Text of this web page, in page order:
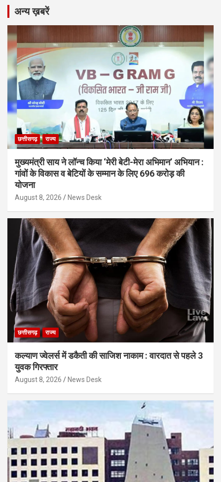
अन्य ख़बरें
छत्तीसगढ़ राज्य
मुख्यमंत्री साय ने लॉन्च किया ‘मेरी बेटी-मेरा अभिमान’ अभियान :
गांवों के विकास व बेटियों के सम्मान के लिए 696 करोड़ की
योजना
August 8, 2026 News Desk
छत्तीसगढ़ राज्य
कल्याण ज्वेलर्स में डकैती की साजिश नाकाम : वारदात से पहले 3
युवक गिरफ्तार
August 8, 2026 News Desk